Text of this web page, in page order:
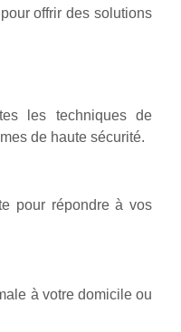
offrir des solutions
les techniques de
de haute sécurité.
pour répondre à vos
à votre domicile ou